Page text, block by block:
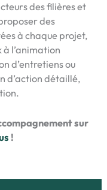
des filières et
des
à chaque projet,
l’animation
d’entretiens ou
d’action détaillé,
sur
!